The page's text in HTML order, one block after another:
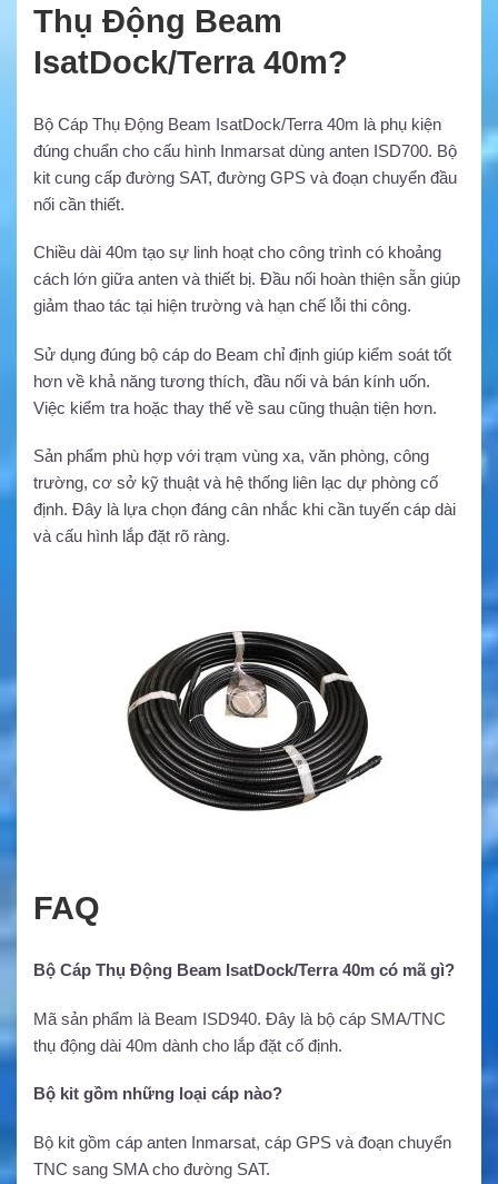
Thụ Động Beam
IsatDock/Terra 40m?
Bộ Cáp Thụ Động Beam IsatDock/Terra 40m là phụ kiện
đúng chuẩn cho cấu hình Inmarsat dùng anten ISD700. Bộ
kit cung cấp đường SAT, đường GPS và đoạn chuyển đầu
nối cần thiết.
Chiều dài 40m tạo sự linh hoạt cho công trình có khoảng
cách lớn giữa anten và thiết bị. Đầu nối hoàn thiện sẵn giúp
giảm thao tác tại hiện trường và hạn chế lỗi thi công.
Sử dụng đúng bộ cáp do Beam chỉ định giúp kiểm soát tốt
hơn về khả năng tương thích, đầu nối và bán kính uốn.
Việc kiểm tra hoặc thay thế về sau cũng thuận tiện hơn.
Sản phẩm phù hợp với trạm vùng xa, văn phòng, công
trường, cơ sở kỹ thuật và hệ thống liên lạc dự phòng cố
định. Đây là lựa chọn đáng cân nhắc khi cần tuyến cáp dài
và cấu hình lắp đặt rõ ràng.
FAQ
Bộ Cáp Thụ Động Beam IsatDock/Terra 40m có mã gì?
Mã sản phẩm là Beam ISD940. Đây là bộ cáp SMA/TNC
thụ động dài 40m dành cho lắp đặt cố định.
Bộ kit gồm những loại cáp nào?
Bộ kit gồm cáp anten Inmarsat, cáp GPS và đoạn chuyển
TNC sang SMA cho đường SAT.